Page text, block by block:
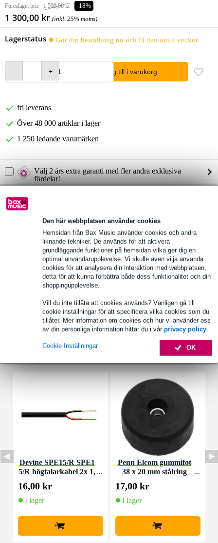
Den här webbplatsen använder cookies
Hemsidan från Bax Music använder cookies och andra
liknande tekniker. De används för att aktivera
grundläggande funktioner på hemsidan vilka ger dig en
optimal användarupplevelse. Vi skulle även vilja använda
cookies för att analysera din interaktion med webbplatsen,
detta för att kunna förbättra både dess funktionalitet och din
shoppingupplevelse.
Vill du inte tillåta att cookies används? Vänligen gå till
cookie inställningar för att specificera vilka cookies som du
tillåter. Mer information om cookies och hur vi använder oss
av din personliga information hittar du i vår privacy policy.
OK
Cookie Inställningar
Föreslaget pris 1 590,00 kr -18%
1 300,00 kr (inkl. 25% moms)
Lagerstatus Gör din beställning nu och få den om 4 veckor
lägg till i varukorg
fri leverans
Över 48 000 artiklar i lager
1 250 ledande varumärken
Välj 2 års extra garanti med fler andra exklusiva
fördelar!
Produktinformation
högtalartyp: mellanregisterelement
nominell diameter: 381 mm (15 tum)
känslighet: 97 dB
Fullständiga specifikationer
Devine SPE15/R SPE1
5/R högtalarkabel 2x 1,
5 mm2 per meter
16,00 kr
I lager
+
Penn Elcom gummifot
38 x 20 mm stålring
17,00 kr
I lager
+